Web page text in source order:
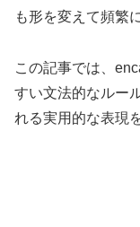
も形を変えて頻繁
この記事では、
すい文法的なルー
れる実用的な表現